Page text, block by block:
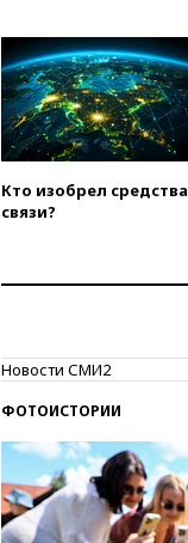
Кто изобрел средства
связи?
Новости СМИ2
ФОТОИСТОРИИ